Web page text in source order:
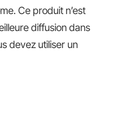
Ce produit n’est
diffusion dans
devez utiliser un